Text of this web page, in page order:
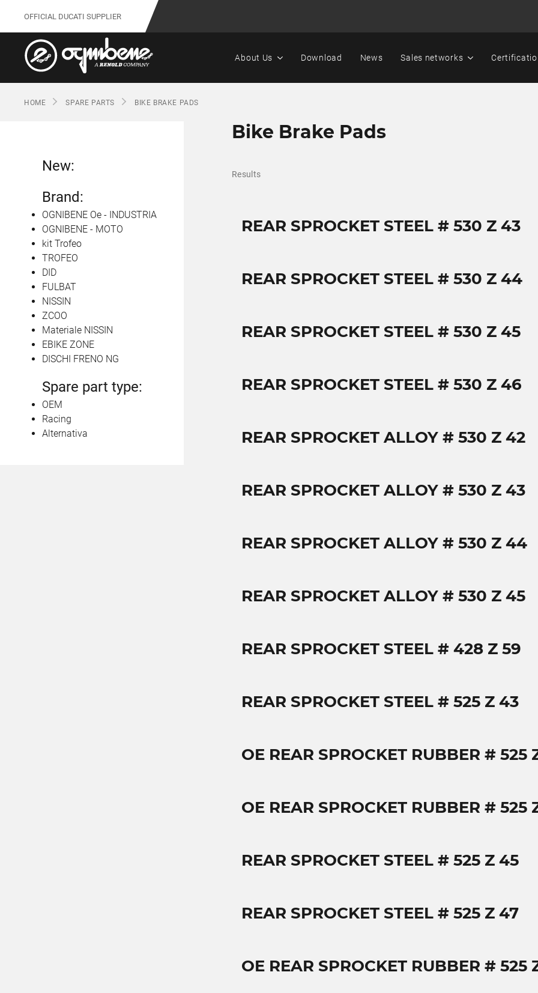
OFFICIAL DUCATI SUPPLIER
About Us Download News Sales networks
HOME SPARE PARTS BIKE BRAKE PADS
Bike Brake Pads
Results
REAR SPROCKET STEEL # 530 Z 43
REAR SPROCKET STEEL # 530 Z 44
REAR SPROCKET STEEL # 530 Z 45
REAR SPROCKET STEEL # 530 Z 46
REAR SPROCKET ALLOY # 530 Z 42
REAR SPROCKET ALLOY # 530 Z 43
REAR SPROCKET ALLOY # 530 Z 44
REAR SPROCKET ALLOY # 530 Z 45
REAR SPROCKET STEEL # 428 Z 59
REAR SPROCKET STEEL # 525 Z 43
OE REAR SPROCKET RUBBER # 525
OE REAR SPROCKET RUBBER # 525
REAR SPROCKET STEEL # 525 Z 45
REAR SPROCKET STEEL # 525 Z 47
OE REAR SPROCKET RUBBER # 525
New:
Brand:
OGNIBENE Oe - INDUSTRIA
OGNIBENE - MOTO
kit Trofeo
TROFEO
DID
FULBAT
NISSIN
ZCOO
Materiale NISSIN
EBIKE ZONE
DISCHI FRENO NG
Spare part type:
OEM
Racing
Alternativa